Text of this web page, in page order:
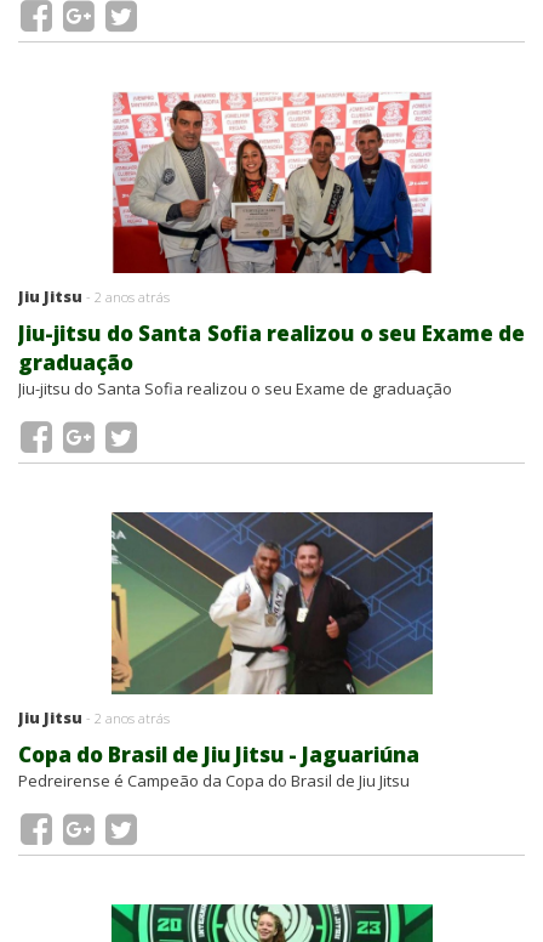
Jiu Jitsu - 2 anos atrás
Jiu-jitsu do Santa Sofia realizou o seu Exame de
graduação
Jiu-jitsu do Santa Sofia realizou o seu Exame de graduação
Jiu Jitsu - 2 anos atrás
Copa do Brasil de Jiu Jitsu - Jaguariúna
Pedreirense é Campeão da Copa do Brasil de Jiu Jitsu